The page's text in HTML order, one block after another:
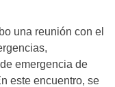
una reunión con el
emergencia de
este encuentro, se